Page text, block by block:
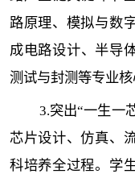
路原理、模拟与数
成电路设计、半导
测试与封测等专业核
3.突出“一生一
芯片设计、仿真、
科培养全过程。学